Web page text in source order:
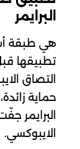
البرايمر
هي طبقة
تطبيقها
التصاق
حماية
البرايمر
الايبوكسي.